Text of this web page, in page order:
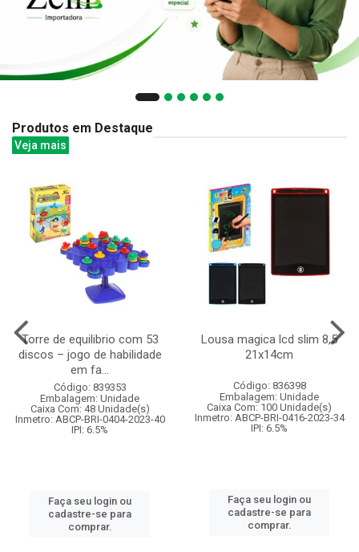
Produtos em Destaque
Veja mais
Torre de equilibrio com 53
discos – jogo de habilidade
em fa...
Código: 839353
Embalagem: Unidade
Caixa Com: 48 Unidade(s)
Inmetro: ABCP-BRI-0404-2023-40
IPI: 6.5%
Faça seu login ou
cadastre-se para
comprar.
Lousa magica lcd slim 8,5
21x14cm
Código: 836398
Embalagem: Unidade
Caixa Com: 100 Unidade(s)
Inmetro: ABCP-BRI-0416-2023-34
IPI: 6.5%
Faça seu login ou
cadastre-se para
comprar.